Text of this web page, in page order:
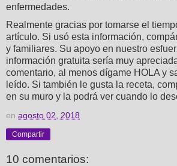
enfermedades.
Realmente gracias por tomarse el
artículo. Si usó esta información,
y familiares. Su apoyo en nuestro
información gratuita sería muy
comentario, al menos dígame HOLA y
leído. Si también le gusta la receta,
en su muro y la podrá ver cuando lo
en agosto 02, 2018
Compartir
10 comentarios: